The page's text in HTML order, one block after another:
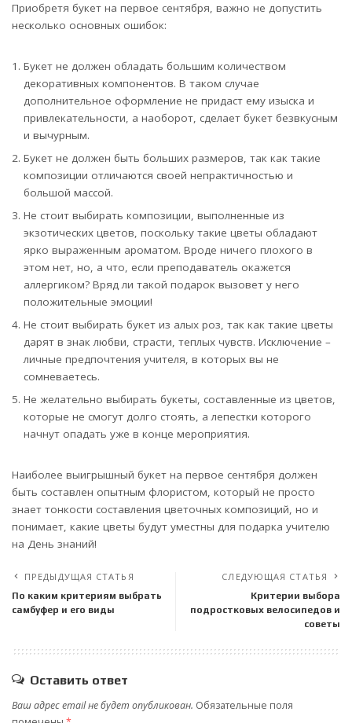
Приобретя букет на первое сентября, важно не допустить
несколько основных ошибок:
Букет не должен обладать большим количеством
декоративных компонентов. В таком случае
дополнительное оформление не придаст ему изыска и
привлекательности, а наоборот, сделает букет безвкусным
и вычурным.
Букет не должен быть больших размеров, так как такие
композиции отличаются своей непрактичностью и
большой массой.
Не стоит выбирать композиции, выполненные из
экзотических цветов, поскольку такие цветы обладают
ярко выраженным ароматом. Вроде ничего плохого в
этом нет, но, а что, если преподаватель окажется
аллергиком? Вряд ли такой подарок вызовет у него
положительные эмоции!
Не стоит выбирать букет из алых роз, так как такие цветы
дарят в знак любви, страсти, теплых чувств. Исключение –
личные предпочтения учителя, в которых вы не
сомневаетесь.
Не желательно выбирать букеты, составленные из цветов,
которые не смогут долго стоять, а лепестки которого
начнут опадать уже в конце мероприятия.
Наиболее выигрышный букет на первое сентября должен
быть составлен опытным флористом, который не просто
знает тонкости составления цветочных композиций, но и
понимает, какие цветы будут уместны для подарка учителю
на День знаний!
ПРЕДЫДУЩАЯ СТАТЬЯ
По каким критериям выбрать
самбуфер и его виды
СЛЕДУЮЩАЯ СТАТЬЯ
Критерии выбора
подростковых велосипедов и
советы
Оставить ответ
Ваш адрес email не будет опубликован. Обязательные поля